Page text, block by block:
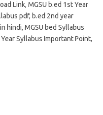
Link, MGSU b.ed 1st Year
pdf, b.ed 2nd year
hindi, MGSU bed Syllabus
Syllabus Important Point,